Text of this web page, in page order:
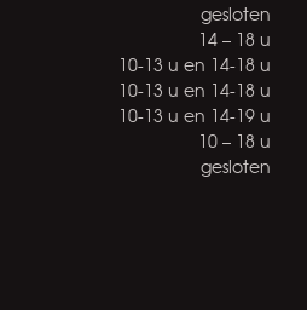
gesloten
14 – 18 u
10-13 u en 14-18 u
10-13 u en 14-18 u
10-13 u en 14-19 u
10 – 18 u
gesloten